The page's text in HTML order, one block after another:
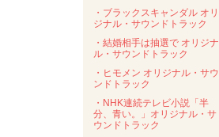
・ブラックスキャンダル オリ
ジナル・サウンドトラック
・結婚相手は抽選で オリジナ
ル・サウンドトラック
・ヒモメン オリジナル・サウ
ンドトラック
・NHK連続テレビ小説「半
分、青い。」オリジナル・サ
ウンドトラック